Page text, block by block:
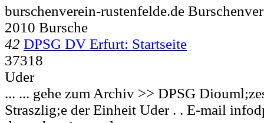
burschenverein-rustenfelde.de
2010 Bursche
42 DPSG DV Erfurt: Startseite
37318
Uder
... ... gehe zum Archiv >> DPSG
Straszlig;e der Einheit Uder . . E-mail